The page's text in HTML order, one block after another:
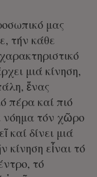
μας
τήν κάθε
μιά κίνηση,
ἕνας
πέρα καί πιό
νόημα τόν χῶρο
καί δίνει μιά
κίνηση εἶναι τό
τό